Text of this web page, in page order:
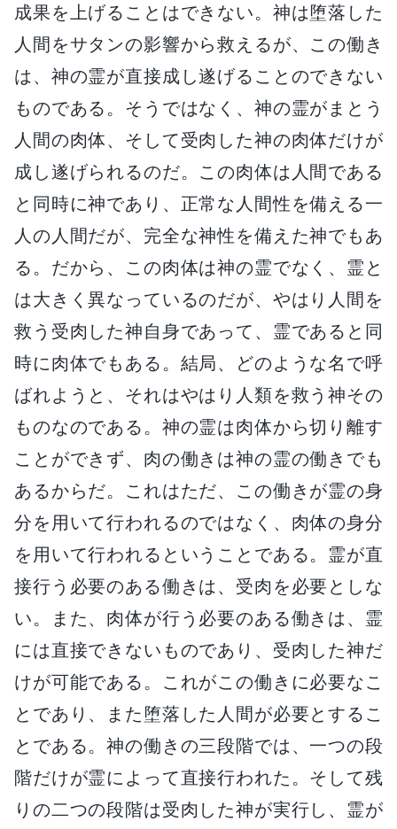
成果を上げることはできない。神は堕落した
人間をサタンの影響から救えるが、この働き
は、神の霊が直接成し遂げることのできない
ものである。そうではなく、神の霊がまとう
人間の肉体、そして受肉した神の肉体だけが
成し遂げられるのだ。この肉体は人間である
と同時に神であり、正常な人間性を備える一
人の人間だが、完全な神性を備えた神でもあ
る。だから、この肉体は神の霊でなく、霊と
は大きく異なっているのだが、やはり人間を
救う受肉した神自身であって、霊であると同
時に肉体でもある。結局、どのような名で呼
ばれようと、それはやはり人類を救う神その
ものなのである。神の霊は肉体から切り離す
ことができず、肉の働きは神の霊の働きでも
あるからだ。これはただ、この働きが霊の身
分を用いて行われるのではなく、肉体の身分
を用いて行われるということである。霊が直
接行う必要のある働きは、受肉を必要としな
い。また、肉体が行う必要のある働きは、霊
には直接できないものであり、受肉した神だ
けが可能である。これがこの働きに必要なこ
とであり、また堕落した人間が必要とするこ
とである。神の働きの三段階では、一つの段
階だけが霊によって直接行われた。そして残
りの二つの段階は受肉した神が実行し、霊が